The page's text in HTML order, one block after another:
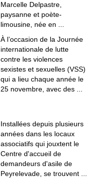
Marcelle Delpastre,
paysanne et poète-
limousine, née en ...
À l’occasion de la Journée
internationale de lutte
contre les violences
sexistes et sexuelles (VSS)
qui a lieu chaque année le
25 novembre, avec des ...
Installées depuis plusieurs
années dans les locaux
associatifs qui jouxtent le
Centre d'accueil de
demandeurs d'asile de
Peyrelevade, se trouvent ...